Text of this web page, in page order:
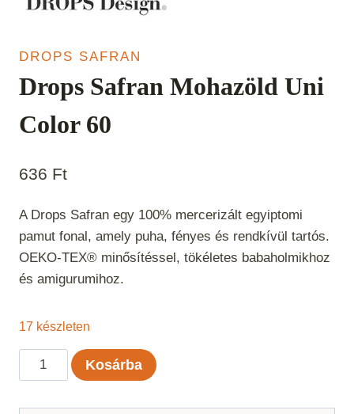
DROPS SAFRAN
Drops Safran Mohazöld Uni
Color 60
636 Ft
A Drops Safran egy 100% mercerizált egyiptomi
pamut fonal, amely puha, fényes és rendkívül tartós.
OEKO-TEX® minősítéssel, tökéletes babaholmikhoz
és amigurumihoz.
17 készleten
Drops
Safran
Kosárba